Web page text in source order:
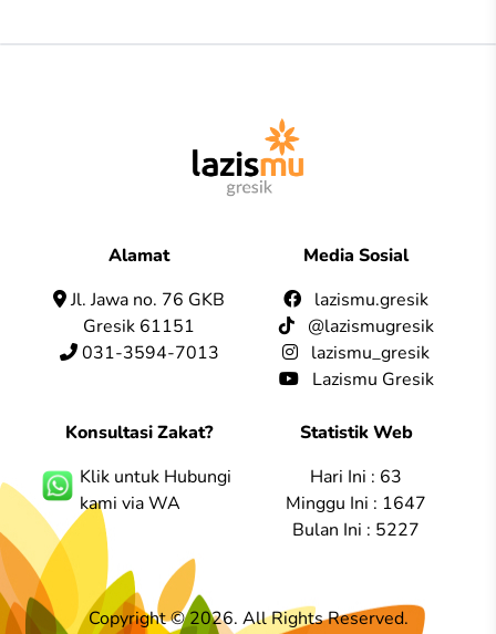
Alamat
Jl. Jawa no. 76 GKB
Gresik 61151
031-3594-7013
Media Sosial
lazismu.gresik
@lazismugresik
lazismu_gresik
Lazismu Gresik
Konsultasi Zakat?
Klik untuk Hubungi
kami via WA
Statistik Web
Hari Ini : 63
Minggu Ini : 1647
Bulan Ini : 5227
Copyright © 2026. All Rights Reserved.